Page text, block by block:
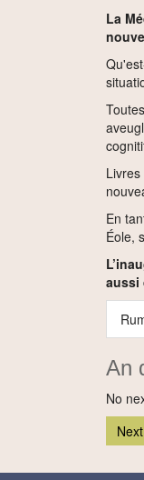
La
En
Éole,
aussi
An
No